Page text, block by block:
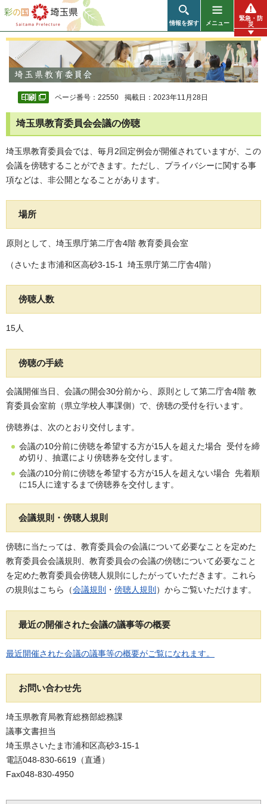
彩の国 埼玉県
情報を探す メニュー
緊急・防
災
ページ番号：22550 掲載日：2023年11月28日
埼玉県教育委員会会議の傍聴
埼玉県教育委員会では、毎月2回定例会が開催されていますが、この
会議を傍聴することができます。ただし、プライバシーに関する事
項などは、非公開となることがあります。
場所
原則として、埼玉県庁第二庁舎4階 教育委員会室
（さいたま市浦和区高砂3-15-1 埼玉県庁第二庁舎4階）
傍聴人数
15人
傍聴の手続
会議開催当日、会議の開会30分前から、原則として第二庁舎4階 教
育委員会室前（県立学校人事課側）で、傍聴の受付を行います。
傍聴券は、次のとおり交付します。
会議の10分前に傍聴を希望する方が15人を超えた場合 受付を締
め切り、抽選により傍聴券を交付します。
会議の10分前に傍聴を希望する方が15人を超えない場合 先着順
に15人に達するまで傍聴券を交付します。
会議規則・傍聴人規則
傍聴に当たっては、教育委員会の会議について必要なことを定めた
教育委員会会議規則、教育委員会の会議の傍聴について必要なこと
を定めた教育委員会傍聴人規則にしたがっていただきます。これら
の規則はこちら（会議規則 ・ 傍聴人規則 ）からご覧いただけます。
最近の開催された会議の議事等の概要
最近開催された会議の議事等の概要がご覧になれます。
お問い合わせ先
埼玉県教育局教育総務部総務課
議事文書担当
埼玉県さいたま市浦和区高砂3-15-1
電話048-830-6619（直通）
Fax048-830-4950